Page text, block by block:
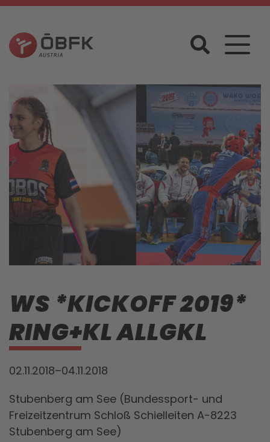
WS *KICKOFF 2019*
RING+KL ALLGKL
02.11.2018–04.11.2018
Stubenberg am See (Bundessport- und
Freizeitzentrum Schloß Schielleiten A-8223
Stubenberg am See)